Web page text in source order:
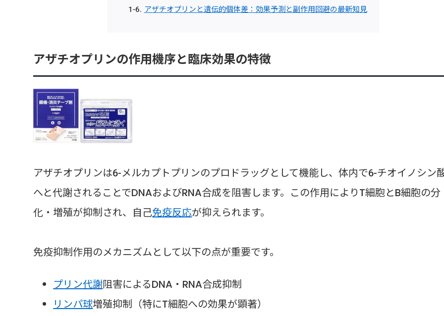
アザチオプリンと遺伝的個体差：効果予測と副作用回避の最新知見
アザチオプリンの作用機序と臨床効果の特徴
アザチオプリンは6-メルカプトプリンのプロドラッグとして機能し、体内で6-チオイノシン
へと代謝されることでDNAおよびRNA合成を阻害します。この作用によりT細胞とB細胞の分
化・増殖が抑制され、自己免疫反応が抑えられます。
免疫抑制作用のメカニズムとして以下の点が重要です。
プリン代謝阻害によるDNA・RNA合成抑制
リンパ球増殖抑制（特にT細胞への効果が顕著）